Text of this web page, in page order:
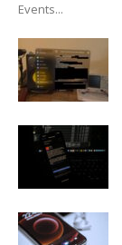
Events...